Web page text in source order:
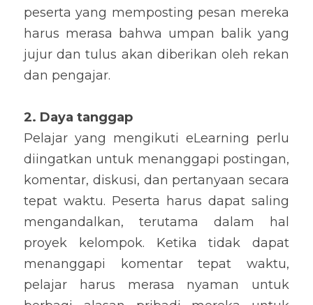
peserta yang memposting pesan mereka
harus merasa bahwa umpan balik yang
jujur ​​dan tulus akan diberikan oleh rekan
dan pengajar.
2. Daya tanggap
Pelajar yang mengikuti eLearning perlu
diingatkan untuk menanggapi postingan,
komentar, diskusi, dan pertanyaan secara
tepat waktu. Peserta harus dapat saling
mengandalkan, terutama dalam hal
proyek kelompok. Ketika tidak dapat
menanggapi komentar tepat waktu,
pelajar harus merasa nyaman untuk